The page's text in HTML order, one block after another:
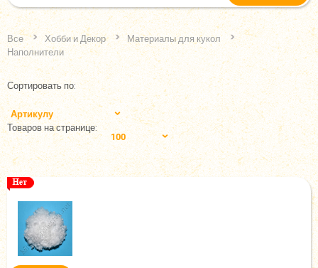
Все Хобби и Декор
Материалы для кукол
Наполнители
Сортировать по:
Артикулу
Товаров на странице:
100